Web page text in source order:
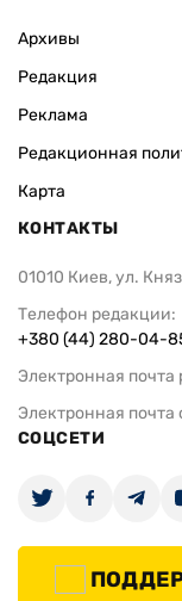
Архивы
Редакция
Реклама
Редакционная
Карта
КОНТАКТЫ
01010 Киев, ул.
Телефон редакции:
+380 (44) 280-04-
Электронная почта
Электронная
СОЦСЕТИ